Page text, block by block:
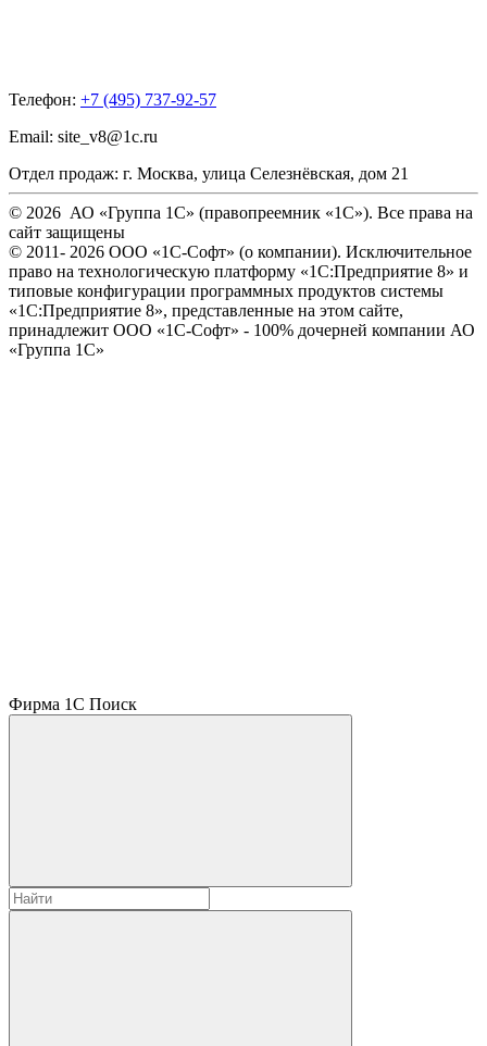
Телефон: +7 (495) 737-92-57
Email: site_v8@1c.ru
Отдел продаж: г. Москва, улица Селезнёвская, дом 21
© 2026 АО «Группа 1С» (правопреемник «1С»). Все права на
сайт защищены
© 2011- 2026 ООО «1С-Софт» (о компании). Исключительное
право на технологическую платформу «1С:Предприятие 8» и
типовые конфигурации программных продуктов системы
«1С:Предприятие 8», представленные на этом сайте,
принадлежит ООО «1С-Софт» - 100% дочерней компании АО
«Группа 1С»
Фирма 1С Поиск